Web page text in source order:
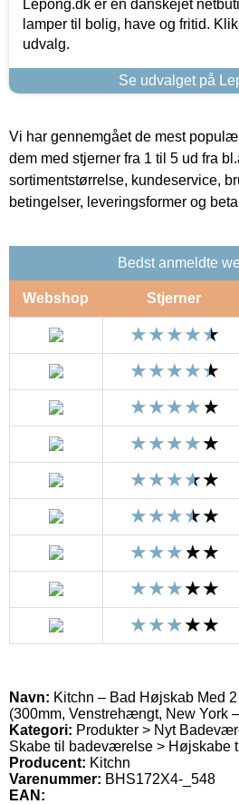
Lepong.dk er en danskejet
lamper til bolig, have og fritid.
udvalg.
Se udvalget på
Vi har gennemgået de mest
dem med stjerner fra 1 til 5 ud fra
sortimentstørrelse, kundeservice,
betingelser, leveringsformer og
Bedst anmeldte
Webshop Stjerner
Navn: Kitchn – Bad Højskab Med
(300mm, Venstrehængt, New York
Kategori: Produkter > Nyt
Skabe til badeværelse > Højskabe
Producent: Kitchn
Varenummer: BHS172X4-_548
EAN: